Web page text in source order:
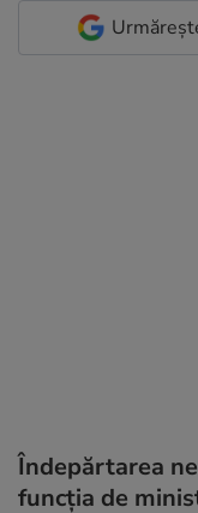
Îndepărtarea
funcția de